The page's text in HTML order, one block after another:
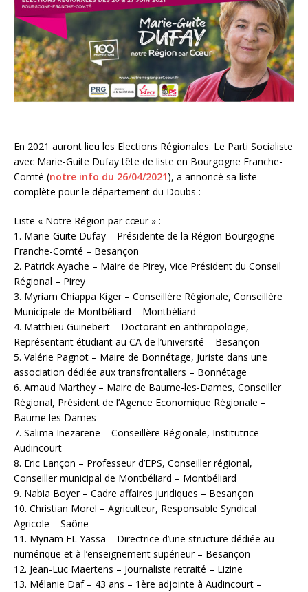
En 2021 auront lieu les Elections Régionales. Le Parti Socialiste
avec Marie-Guite Dufay tête de liste en Bourgogne Franche-
Comté (notre info du 26/04/2021), a annoncé sa liste
complète pour le département du Doubs :
Liste « Notre Région par cœur » :
1. Marie-Guite Dufay – Présidente de la Région Bourgogne-
Franche-Comté – Besançon
2. Patrick Ayache – Maire de Pirey, Vice Président du Conseil
Régional – Pirey
3. Myriam Chiappa Kiger – Conseillère Régionale, Conseillère
Municipale de Montbéliard – Montbéliard
4. Matthieu Guinebert – Doctorant en anthropologie,
Représentant étudiant au CA de l’université – Besançon
5. Valérie Pagnot – Maire de Bonnétage, Juriste dans une
association dédiée aux transfrontaliers – Bonnétage
6. Arnaud Marthey – Maire de Baume-les-Dames, Conseiller
Régional, Président de l’Agence Economique Régionale –
Baume les Dames
7. Salima Inezarene – Conseillère Régionale, Institutrice –
Audincourt
8. Eric Lançon – Professeur d’EPS, Conseiller régional,
Conseiller municipal de Montbéliard – Montbéliard
9. Nabia Boyer – Cadre affaires juridiques – Besançon
10. Christian Morel – Agriculteur, Responsable Syndical
Agricole – Saône
11. Myriam EL Yassa – Directrice d’une structure dédiée au
numérique et à l’enseignement supérieur – Besançon
12. Jean-Luc Maertens – Journaliste retraité – Lizine
13. Mélanie Daf – 43 ans – 1ère adjointe à Audincourt –